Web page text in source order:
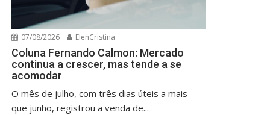
07/08/2026 ElenCristina
Coluna Fernando Calmon: Mercado
continua a crescer, mas tende a se
acomodar
O mês de julho, com três dias úteis a mais
que junho, registrou a venda de...